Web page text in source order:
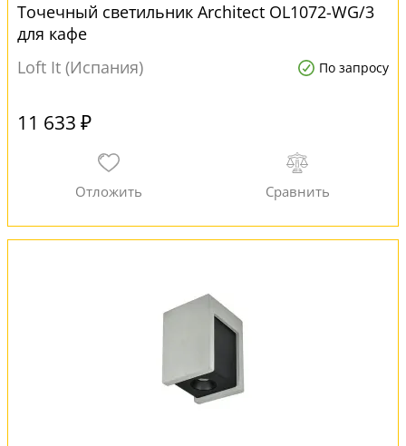
Точечный светильник Architect OL1072-WG/3
для кафе
Loft It (Испания)
По запросу
11 633 ₽